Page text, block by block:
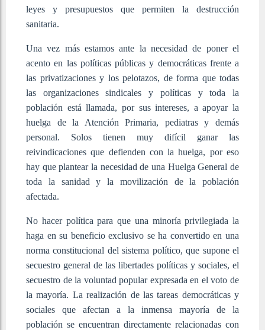
leyes y presupuestos que permiten la destrucción
sanitaria.
Una vez más estamos ante la necesidad de poner el
acento en las políticas públicas y democráticas frente a
las privatizaciones y los pelotazos, de forma que todas
las organizaciones sindicales y políticas y toda la
población está llamada, por sus intereses, a apoyar la
huelga de la Atención Primaria, pediatras y demás
personal. Solos tienen muy difícil ganar las
reivindicaciones que defienden con la huelga, por eso
hay que plantear la necesidad de una Huelga General de
toda la sanidad y la movilización de la población
afectada.
No hacer política para que una minoría privilegiada la
haga en su beneficio exclusivo se ha convertido en una
norma constitucional del sistema político, que supone el
secuestro general de las libertades políticas y sociales, el
secuestro de la voluntad popular expresada en el voto de
la mayoría. La realización de las tareas democráticas y
sociales que afectan a la inmensa mayoría de la
población se encuentran directamente relacionadas con